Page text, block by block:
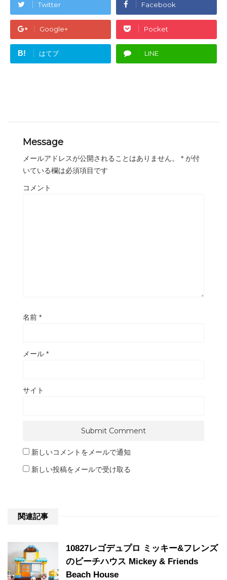
Twitter Facebook
Google+ Pocket
B! はてブ LINE
Message
メールアドレスが公開されることはありません。 * が付
いている欄は必須項目です
コメント
名前 *
メール *
サイト
新しいコメントをメールで通知
新しい投稿をメールで受け取る
関連記事
10827レゴデュプロ ミッキー&フレンズ
のビーチハウス Mickey & Friends
Beach House